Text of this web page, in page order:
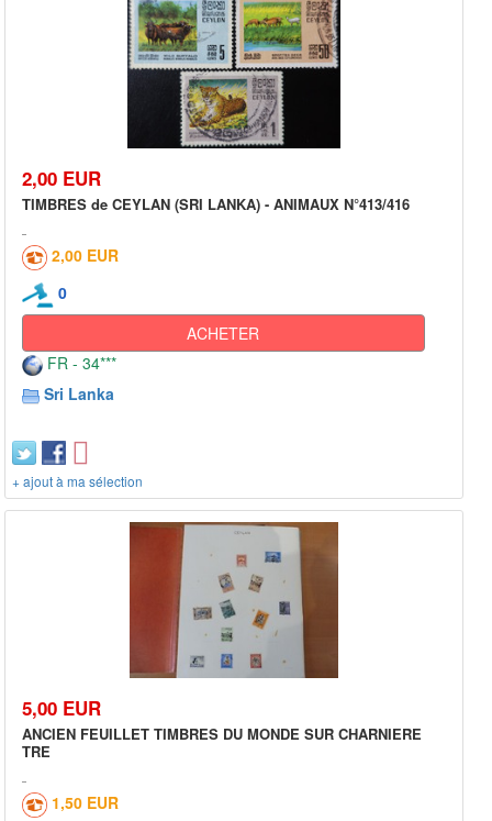
2,00 EUR
TIMBRES de CEYLAN (SRI LANKA) - ANIMAUX N°413/416
2,00 EUR
0
ACHETER
FR - 34***
Sri Lanka
+ ajout à ma sélection
5,00 EUR
ANCIEN FEUILLET TIMBRES DU MONDE SUR CHARNIERE
TRE
1,50 EUR